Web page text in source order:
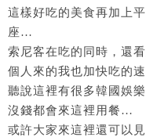
這樣好吃的美食再加上
座…
索尼客在吃的同時，還
個人來的我也加快吃的
聽說這裡有很多韓國娛
沒錢都會來這裡用餐…
或許大家來這裡還可以